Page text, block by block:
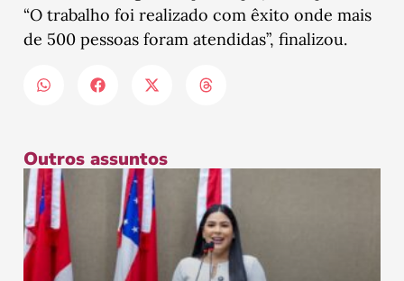
“O trabalho foi realizado com êxito onde mais
de 500 pessoas foram atendidas”, finalizou.
Outros assuntos